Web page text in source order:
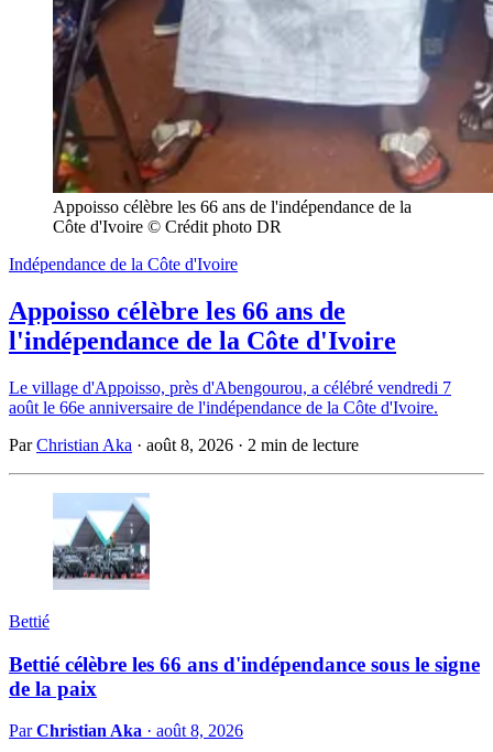
Appoisso célèbre les 66 ans de l'indépendance de la
Côte d'Ivoire © Crédit photo DR
Indépendance de la Côte d'Ivoire
Appoisso célèbre les 66 ans de
l'indépendance de la Côte d'Ivoire
Le village d'Appoisso, près d'Abengourou, a célébré vendredi 7
août le 66e anniversaire de l'indépendance de la Côte d'Ivoire.
ParChristian Aka · août 8, 2026 · 2 min de lecture
Bettié
Bettié célèbre les 66 ans d'indépendance sous le signe
de la paix
ParChristian Aka · août 8, 2026